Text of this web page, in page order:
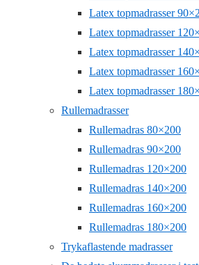
Latex topmadrasser
Latex topmadrasser
Latex topmadrasser
Latex topmadrasser
Latex topmadrasser
Rullemadrasser
Rullemadras 80×200
Rullemadras 90×200
Rullemadras 120×200
Rullemadras 140×200
Rullemadras 160×200
Rullemadras 180×200
Trykaflastende madrasser